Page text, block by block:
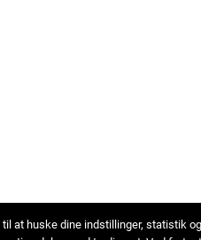
at huske dine indstillinger, statistik